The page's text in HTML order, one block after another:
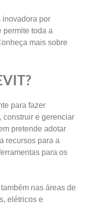
inovadora por
permite toda a
mais sobre
para fazer
construir e gerenciar
pretende adotar
recursos para a
para os
nas áreas de
elétricos e